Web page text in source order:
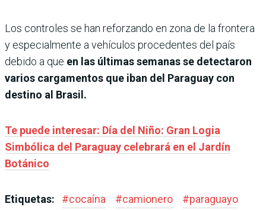
Los controles se han reforzando en zona de la frontera
y especialmente a vehículos procedentes del país
debido a que en las últimas semanas se detectaron
varios cargamentos que iban del Paraguay con
destino al Brasil.
Te puede interesar: Día del Niño: Gran Logia
Simbólica del Paraguay celebrará en el Jardín
Botánico
Etiquetas: #cocaína #camionero #paraguayo